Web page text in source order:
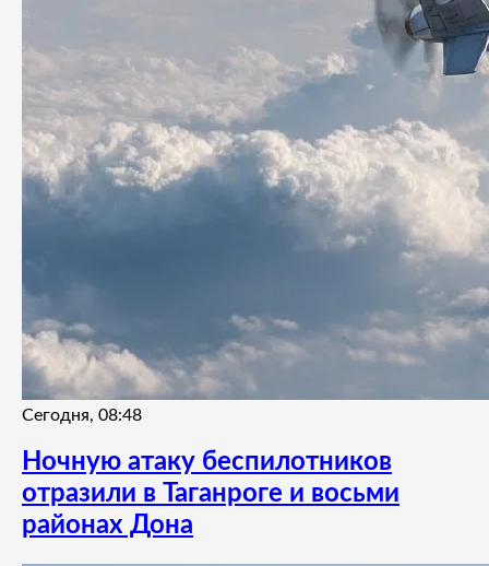
Сегодня, 08:48
Ночную атаку беспилотников
отразили в Таганроге и восьми
районах Дона